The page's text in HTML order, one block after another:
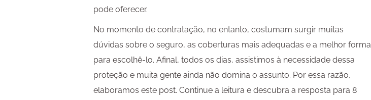
pode oferecer.
No momento de contratação, no entanto, costumam surgir muitas
dúvidas sobre o seguro, as coberturas mais adequadas e a melhor forma
para escolhê-lo. Afinal, todos os dias, assistimos à necessidade dessa
proteção e muita gente ainda não domina o assunto. Por essa razão,
elaboramos este post. Continue a leitura e descubra a resposta para 8